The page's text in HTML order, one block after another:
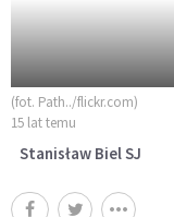
(fot. Path../flickr.com)
15 lat temu
Stanisław Biel SJ